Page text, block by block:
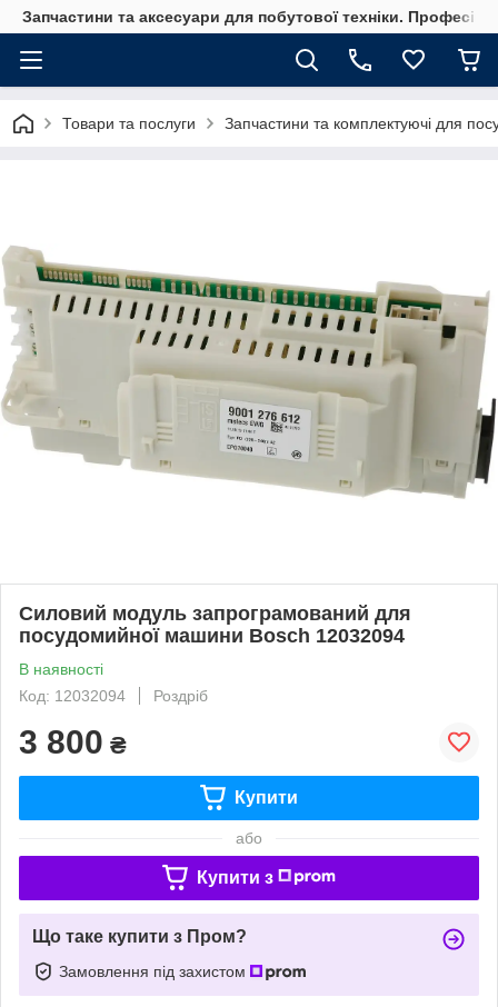
Запчастини та аксесуари для побутової техніки.
Товари та послуги Запчастини та комплектуючі для
Силовий модуль запрограмований для
посудомийної машини Bosch 12032094
В наявності
Код: 12032094
Роздріб
3 800 ₴
Купити
або
Купити з
Що таке купити з Пром?
Замовлення під захистом